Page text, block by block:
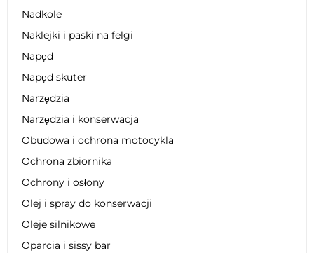
Nadkole
Naklejki i paski na felgi
Napęd
Napęd skuter
Narzędzia
Narzędzia i konserwacja
Obudowa i ochrona motocykla
Ochrona zbiornika
Ochrony i osłony
Olej i spray do konserwacji
Oleje silnikowe
Oparcia i sissy bar